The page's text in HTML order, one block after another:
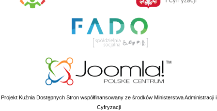
Projekt Kuźnia Dostępnych Stron współfinansowany ze środków Ministerstwa Administracji i
Cyfryzacji